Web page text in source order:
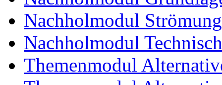
Nachholmodul
Nachholmodul
Themenmodul